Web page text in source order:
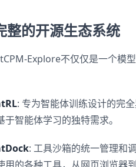
整的开源生态系统
Explore不仅仅是一个模
: 专为智能体训练设计的完
于智能体学习的独特需求。
: 工具沙箱的统一管理和